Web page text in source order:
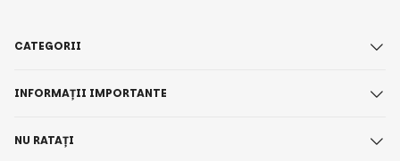
CATEGORII
INFORMAȚII IMPORTANTE
NU RATAȚI